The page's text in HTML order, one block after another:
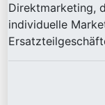
Direktmarketing,
individuelle